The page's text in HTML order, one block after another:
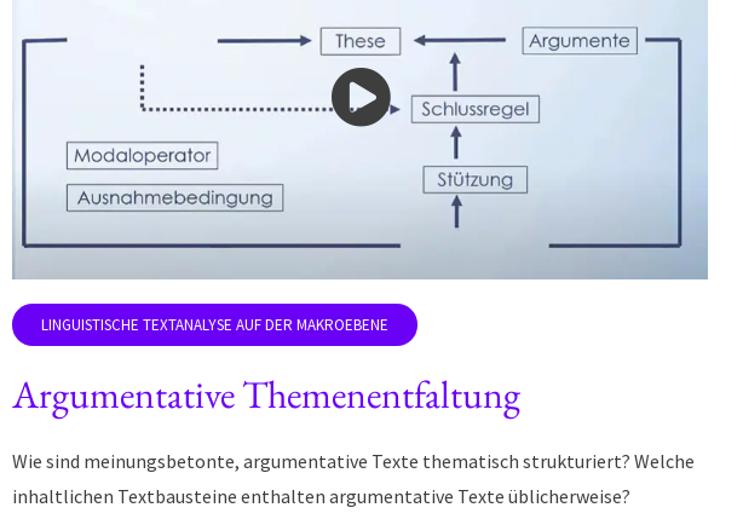
Argumentative Themenentfaltung
Wie sind meinungsbetonte, argumentative Texte thematisch strukturiert? Welche
inhaltlichen Textbausteine enthalten argumentative Texte üblicherweise?